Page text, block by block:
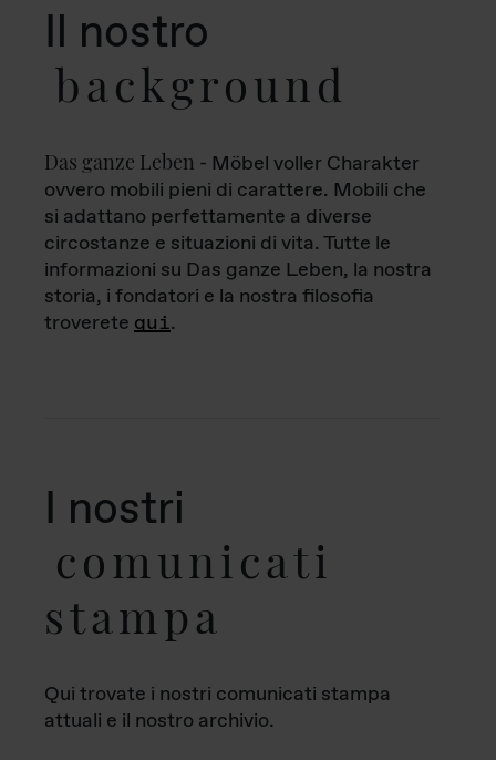
Il nostro
background
Das ganze Leben - Möbel voller Charakter
ovvero mobili pieni di carattere. Mobili che
si adattano perfettamente a diverse
circostanze e situazioni di vita. Tutte le
informazioni su Das ganze Leben, la nostra
storia, i fondatori e la nostra filosofia
troverete qui.
I nostri
comunicati
stampa
Qui trovate i nostri comunicati stampa
attuali e il nostro archivio.